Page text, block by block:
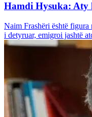
Hamdi Hysuka: Aty
Naim Frashëri është
i detyruar, emigroi jashtë